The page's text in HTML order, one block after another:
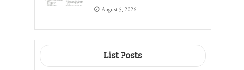
August 5, 2026
List Posts